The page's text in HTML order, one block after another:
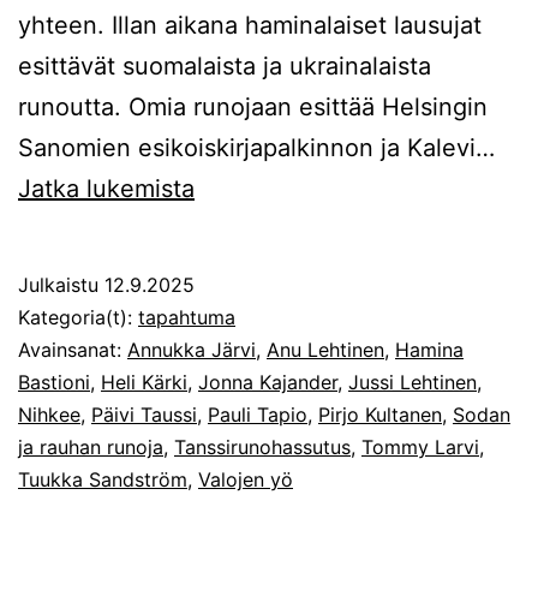
yhteen. Illan aikana haminalaiset lausujat
esittävät suomalaista ja ukrainalaista
runoutta. Omia runojaan esittää Helsingin
Sanomien esikoiskirjapalkinnon ja Kalevi…
Jatka lukemista
runoja
Valojen
yönä
19.9.
Julkaistu 12.9.2025
Kategoria(t): tapahtuma
Avainsanat: Annukka Järvi, Anu Lehtinen, Hamina
Bastioni, Heli Kärki, Jonna Kajander, Jussi Lehtinen,
Nihkee, Päivi Taussi, Pauli Tapio, Pirjo Kultanen, Sodan
ja rauhan runoja, Tanssirunohassutus, Tommy Larvi,
Tuukka Sandström, Valojen yö